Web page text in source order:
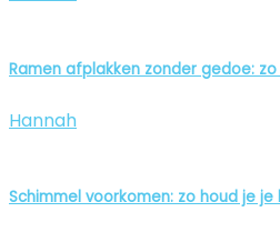
Ramen afplakken zonder gedoe:
Hannah
Schimmel voorkomen: zo houd je